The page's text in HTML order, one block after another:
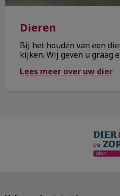
Dieren
Bij het houden van een
kijken. Wij geven u graag
Lees meer over uw dier